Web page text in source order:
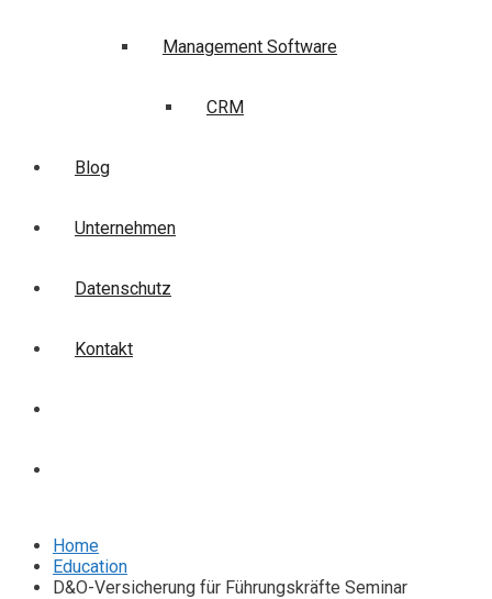
Management Software
CRM
Blog
Unternehmen
Datenschutz
Kontakt
Home
Education
D&O-Versicherung für Führungskräfte Seminar